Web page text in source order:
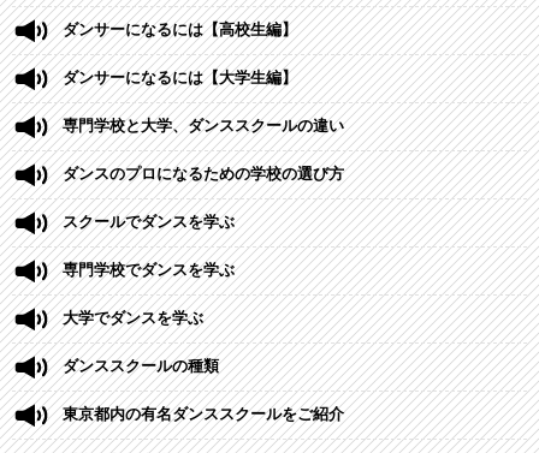
ダンサーになるには【高校生編】
ダンサーになるには【大学生編】
専門学校と大学、ダンススクールの違い
ダンスのプロになるための学校の選び方
スクールでダンスを学ぶ
専門学校でダンスを学ぶ
大学でダンスを学ぶ
ダンススクールの種類
東京都内の有名ダンススクールをご紹介